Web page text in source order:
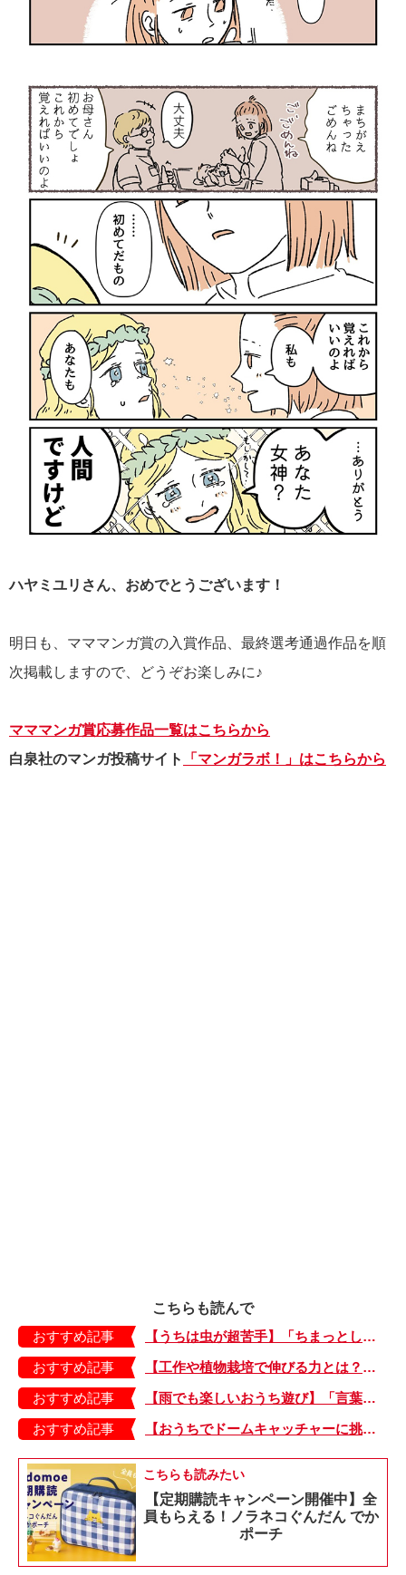
ハヤミユリさん、おめでとうございます！
明日も、マママンガ賞の入賞作品、最終選考通過作品を順
次掲載しますので、どうぞお楽しみに♪
マママンガ賞応募作品一覧はこちらから
白泉社のマンガ投稿サイト
「マンガラボ！」はこちらから
こちらも読んで
おすすめ記事
【うちは虫が超苦手】「ちまっとした虫にも大騒ぎ！」「可愛い系の虫……でも逃げる！」教えて！ みんなの虫ギライエピソード
おすすめ記事
【工作や植物栽培で伸びる力とは？】「非認知能力」を養う、おうちで楽しむ創作あそび・おうちあそび図鑑5
おすすめ記事
【雨でも楽しいおうち遊び】「言葉あそび」で伸ばす表現力や想像力・おうちあそび図鑑4
おすすめ記事
【おうちでドームキャッチャーに挑戦だ】アンパンマン わくわくドームキャッチャー
こちらも読みたい
【定期購読キャンペーン開催中】全
員もらえる！ノラネコぐんだん でか
ポーチ